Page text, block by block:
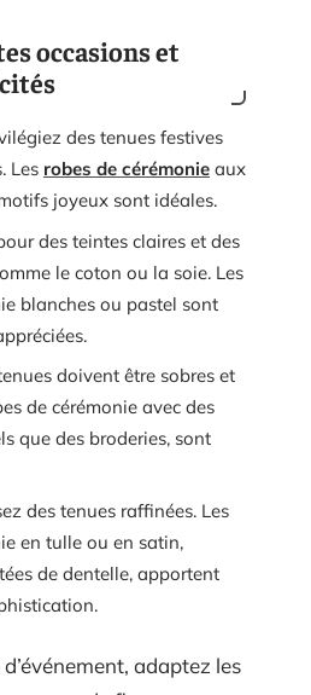
occasions et
des tenues festives
Les robes de cérémonie aux
joyeux sont idéales.
des teintes claires et des
le coton ou la soie. Les
blanches ou pastel sont
doivent être sobres et
de cérémonie avec des
que des broderies, sont
des tenues raffinées. Les
en tulle ou en satin,
de dentelle, apportent
adaptez les